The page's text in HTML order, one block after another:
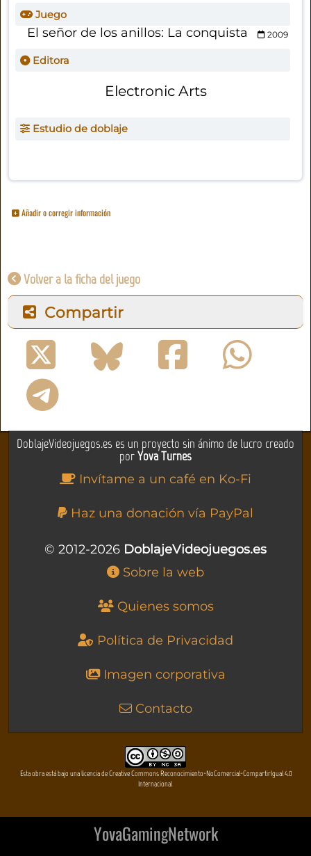
Juego
El señor de los anillos: La conquista 2009
Editora
Electronic Arts
Estudio de doblaje
Añadir o corregir información
Volver a la ficha del juego
Compartir
DoblajeVideojuegos.es es un proyecto sin ánimo de lucro creado
porYova Turnes
Invítame a un café en Ko-Fi
Haz una donación vía PayPal
© 2012-2026 DoblajeVideojuegos.es
Sobre la web
Quienes somos
Política de Privacidad
Imagen corporativa
Contacto
Esta obra está bajo una licencia de Creative Commons Reconocimiento-NoComercial-CompartirIgual 4.0
Internacional
YovaGamingNetwork